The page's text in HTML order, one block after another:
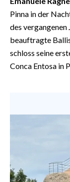
VIDEO
INFO AZIENDE
NECROLOGI
STORE
Pinna in der
des
beauftragte
schloss seine
Conca Entosa in